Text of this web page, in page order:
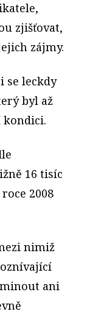
zjišťovat,
zájmy.
se leckdy
byl až
kondici.
16 tisíc
2008
nimiž
ani